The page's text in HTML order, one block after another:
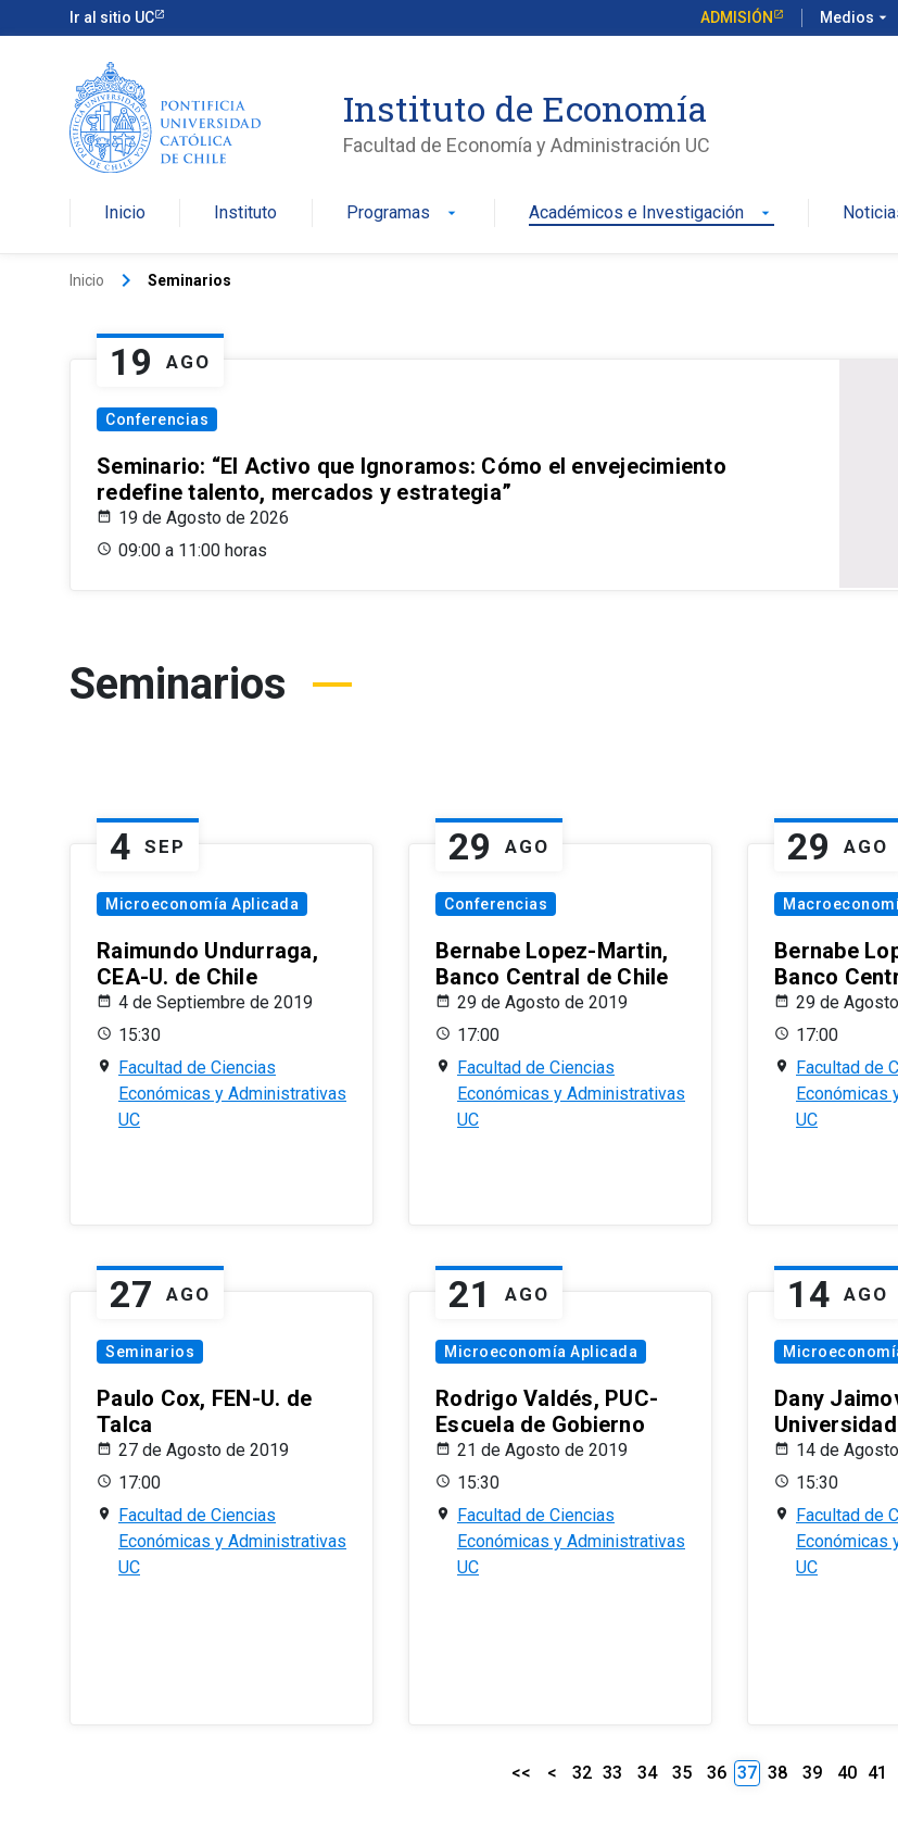
Ir al sitio UC ADMISIÓN Medios arrow_drop_down
Instituto de Economía
Facultad de Economía y Administración UC
Inicio Instituto Programas arrow_drop_down Académicos e Investigación arrow_drop_down
Inicio keyboard_arrow_right Seminarios
19 AGO
Conferencias
Seminario: “El Activo que Ignoramos: Cómo el envejecimiento
redefine talento, mercados y estrategia”
19 de Agosto de 2026
09:00 a 11:00 horas
Seminarios
4 SEP
Microeconomía Aplicada
Raimundo Undurraga,
CEA-U. de Chile
4 de Septiembre de 2019
15:30
Facultad de Ciencias
Económicas y Administrativas
UC
29 AGO
Conferencias
Bernabe Lopez-Martin,
Banco Central de Chile
29 de Agosto de 2019
17:00
Facultad de Ciencias
Económicas y Administrativas
UC
29 AGO
Bernabe
Banco
29 de
17:00
Facultad de
Económicas
UC
27 AGO
Seminarios
Paulo Cox, FEN-U. de
Talca
27 de Agosto de 2019
17:00
Facultad de Ciencias
Económicas y Administrativas
UC
21 AGO
Microeconomía Aplicada
Rodrigo Valdés, PUC-
Escuela de Gobierno
21 de Agosto de 2019
15:30
Facultad de Ciencias
Económicas y Administrativas
UC
14 AGO
Dany
14 de
15:30
Facultad de
Económicas
UC
<< < 32 33 34 35 36 37 38 39 40 41